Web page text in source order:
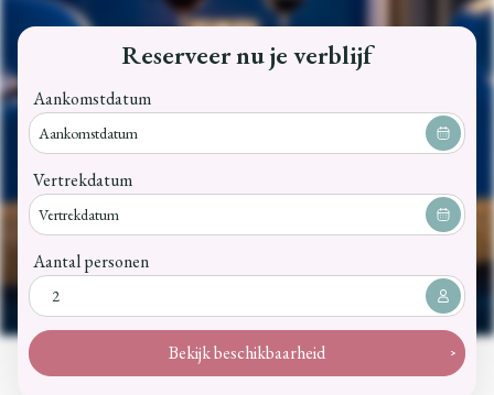
Reserveer nu je verblijf
Aankomstdatum
Vertrekdatum
Aantal personen
Bekijk beschikbaarheid